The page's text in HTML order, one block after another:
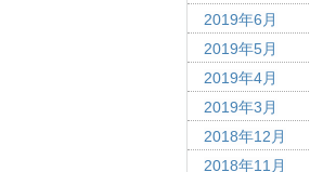
2019年6月
2019年5月
2019年4月
2019年3月
2018年12月
2018年11月